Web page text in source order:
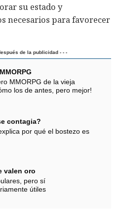
su estado y
necesarios para favorecer
de la publicidad - - -
MMORPG de la vieja
los de antes, pero mejor!
contagia?
por qué el bostezo es
valen oro
pero sí
útiles